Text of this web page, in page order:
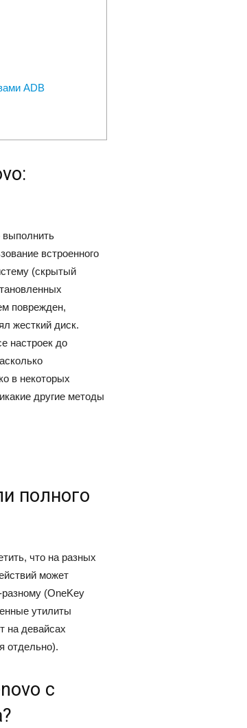
ADB
выполнить
встроенного
(скрытый
поврежден,
жесткий диск.
настроек до
в некоторых
другие методы
полного
что на разных
может
(OneKey
утилиты
на девайсах
отдельно).
с